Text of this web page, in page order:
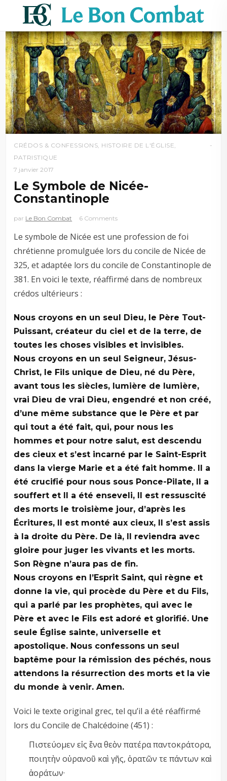
CRÉDOS & CONFESSIONS, HISTOIRE DE L'ÉGLISE,
PATRISTIQUE
7 janvier 2017
Le Symbole de Nicée-
Constantinople
par Le Bon Combat 6 Comments
Le symbole de Nicée est une profession de foi
chrétienne promulguée lors du concile de Nicée de
325, et adaptée lors du concile de Constantinople de
381. En voici le texte, réaffirmé dans de nombreux
crédos ultérieurs :
Nous croyons en un seul Dieu, le Père Tout-
Puissant, créateur du ciel et de la terre, de
toutes les choses visibles et invisibles.
Nous croyons en un seul Seigneur, Jésus-
Christ, le Fils unique de Dieu, né du Père,
avant tous les siècles, lumière de lumière,
vrai Dieu de vrai Dieu, engendré et non créé,
d’une même substance que le Père et par
qui tout a été fait, qui, pour nous les
hommes et pour notre salut, est descendu
des cieux et s’est incarné par le Saint-Esprit
dans la vierge Marie et a été fait homme. Il a
été crucifié pour nous sous Ponce-Pilate, Il a
souffert et Il a été enseveli, Il est ressuscité
des morts le troisième jour, d’après les
Écritures, Il est monté aux cieux, Il s’est assis
à la droite du Père. De là, Il reviendra avec
gloire pour juger les vivants et les morts.
Son Règne n’aura pas de fin.
Nous croyons en l’Esprit Saint, qui règne et
donne la vie, qui procède du Père et du Fils,
qui a parlé par les prophètes, qui avec le
Père et avec le Fils est adoré et glorifié. Une
seule Église sainte, universelle et
apostolique. Nous confessons un seul
baptême pour la rémission des péchés, nous
attendons la résurrection des morts et la vie
du monde à venir. Amen.
Voici le texte original grec, tel qu’il a été réaffirmé
lors du Concile de Chalcédoine (451) :
Πιστεύομεν εἰς ἕνα θεὸν πατέρα παντοκράτορα,
ποιητὴν οὐρανοῦ καὶ γῆς, ὁρατῶν τε πάντων καὶ
ἀοράτων·